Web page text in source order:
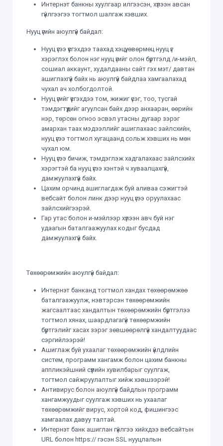
Интернэт банкны хуулгаар илгээсэн, хүлээн авсан
гүйлгээгээ тогтмол шалгаж хэвших.
Hууц үгийн аюулгүй байдал:
Нууц үгээ үүсгэхдээ таахад хэцүү, өвөрмөц нууц үг
хэрэглэх болон нэг нууц үгийг олон бүртгэлд /и-мэйл,
cошиал аккаунт, худалдааны сайт гэх мэт/ давтан
ашиглахгүй байх нь аюулгүй байдлаа хамгаалахад
чухал ач холбогдолтой.
Нууц үгийг үүсгэхдээ том, жижиг үсэг, тоо, тусгай
тэмдэгтүүдийг агуулсан байх дээр анхааран, өөрийн
нэр, төрсөн огноо эсвэл утасны дугаар зэрэг
амархан таах мэдээллийг ашиглахаас зайлсхийн,
нууц үгээ тогтмол хугацаанд сольж хэвших нь мөн
чухал юм.
Нууц үгээ бичиж, тэмдэглэж хадгалахаас зайлсхийх
хэрэгтэй ба нууц үгээ хэнтэй ч хуваалцахгүй,
дамжуулахгүй байх.
Цахим орчинд ашиглагдаж буй аливаа сэжигтэй
вебсайт болон линк дээр нууц үгээ оруулахаас
зайлсхийгээрэй.
Гар утас болон и-мэйлээр хүлээн авч буй нэг
удаагын баталгаажуулах кодыг бусдад
дамжуулахгүй байх.
Төхөөрөмжийн аюулгүй байдал:
Интернэт банканд тогтмол хандах төхөөрөмжөө
баталгаажуулж, нэвтэрсэн төхөөрөмжийн
жагсаалтаас хандалтын төхөөрөмжийн бүртгэлээ
тогтмол хянах, шаардлагагүй төхөөрмжийн
бүртгэлийг хасах зэрэг зөвшөөрөлгүй хандалтуудаас
сэргийлээрэй!
Ашиглаж буй ухаалаг төхөөрөмжийн үйлдлийн
систем, программ хангамж болон цахим банкны
аппликэйшний сүүлийн хувилбарыг суулгаж,
тогтмол сайжруулалтыг хийж хэвшээрэй!
Антивирус болон аюулгүй байдлын программ
хангамжуудыг суулгаж хэвших нь ухаалаг
төхөөрөмжийг вирус, хортой код, фишингээс
хамгаалах давуу талтай.
Интернэт банк ашиглан гүйлгээ хийхдээ вебсайтын
URL болон https:// гэсэн SSL нууцлалын